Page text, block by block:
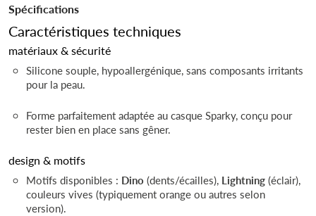
Spécifications
Caractéristiques techniques
matériaux & sécurité
Silicone souple, hypoallergénique, sans composants irritants
pour la peau.
Forme parfaitement adaptée au casque Sparky, conçu pour
rester bien en place sans gêner.
design & motifs
Motifs disponibles : Dino (dents/écailles), Lightning(éclair),
couleurs vives (typiquement orange ou autres selon
version).